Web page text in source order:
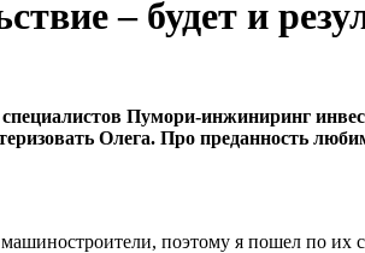
– будет и
Пумори-инжиниринг
Олега. Про преданность
поэтому я пошел по